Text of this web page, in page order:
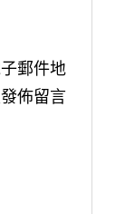
郵件地
佈留言